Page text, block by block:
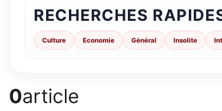
RECHERCHES
Culture Economie Général Insolite
0article